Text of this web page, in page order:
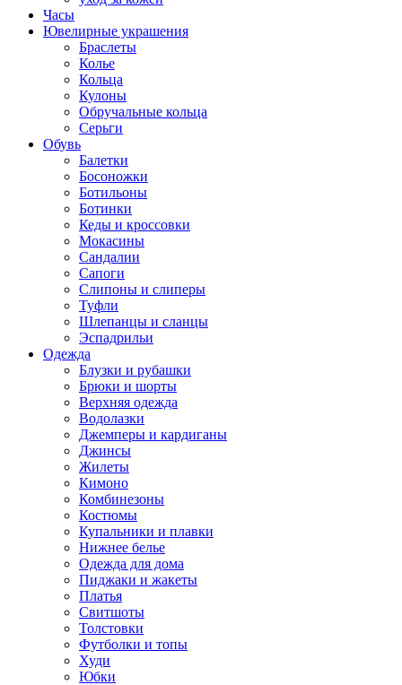
Часы
Ювелирные украшения
Браслеты
Колье
Кольца
Кулоны
Обручальные кольца
Серьги
Обувь
Балетки
Босоножки
Ботильоны
Ботинки
Кеды и кроссовки
Мокасины
Сандалии
Сапоги
Слипоны и слиперы
Туфли
Шлепанцы и сланцы
Эспадрильи
Одежда
Блузки и рубашки
Брюки и шорты
Верхняя одежда
Водолазки
Джемперы и кардиганы
Джинсы
Жилеты
Кимоно
Комбинезоны
Костюмы
Купальники и плавки
Нижнее белье
Одежда для дома
Пиджаки и жакеты
Платья
Свитшоты
Толстовки
Футболки и топы
Худи
Юбки